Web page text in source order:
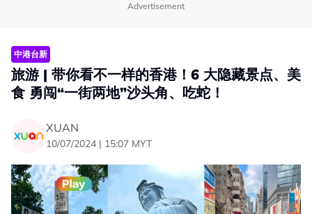
Advertisement
中港台新
旅游 | 带你看不一样的香港！6 大隐藏景点、美
食 勇闯“一街两地”沙头角、吃蛇！
XUAN
10/07/2024 | 15:07 MYT